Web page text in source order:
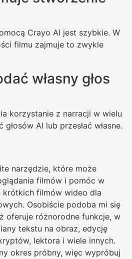
Crayo AI jest szybkie. W
filmu zajmuje to zwykle
własny głos
korzystanie z narracji w wielu
AI lub przesłać własne.
narzędzie, które może
filmów i pomóc w
filmów wideo dla
Osobiście podoba mi się
oferuje różnorodne funkcje, w
tekstu na obraz, edycję
lektora i wiele innych.
okres próbny, więc wypróbuj